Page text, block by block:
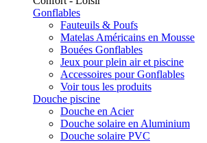
Gonflables
Fauteuils & Poufs
Matelas Américains en Mousse
Bouées Gonflables
Jeux pour plein air et piscine
Accessoires pour Gonflables
Voir tous les produits
Douche piscine
Douche en Acier
Douche solaire en Aluminium
Douche solaire PVC